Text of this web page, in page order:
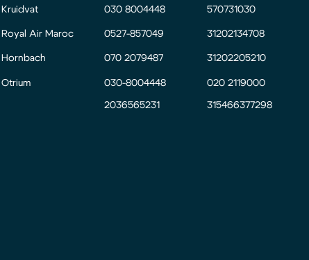
Kruidvat
Royal Air Maroc
Hornbach
Otrium
030 8004448
0527-857049
070 2079487
030-8004448
2036565231
570731030
31202134708
31202205210
020 2119000
315466377298